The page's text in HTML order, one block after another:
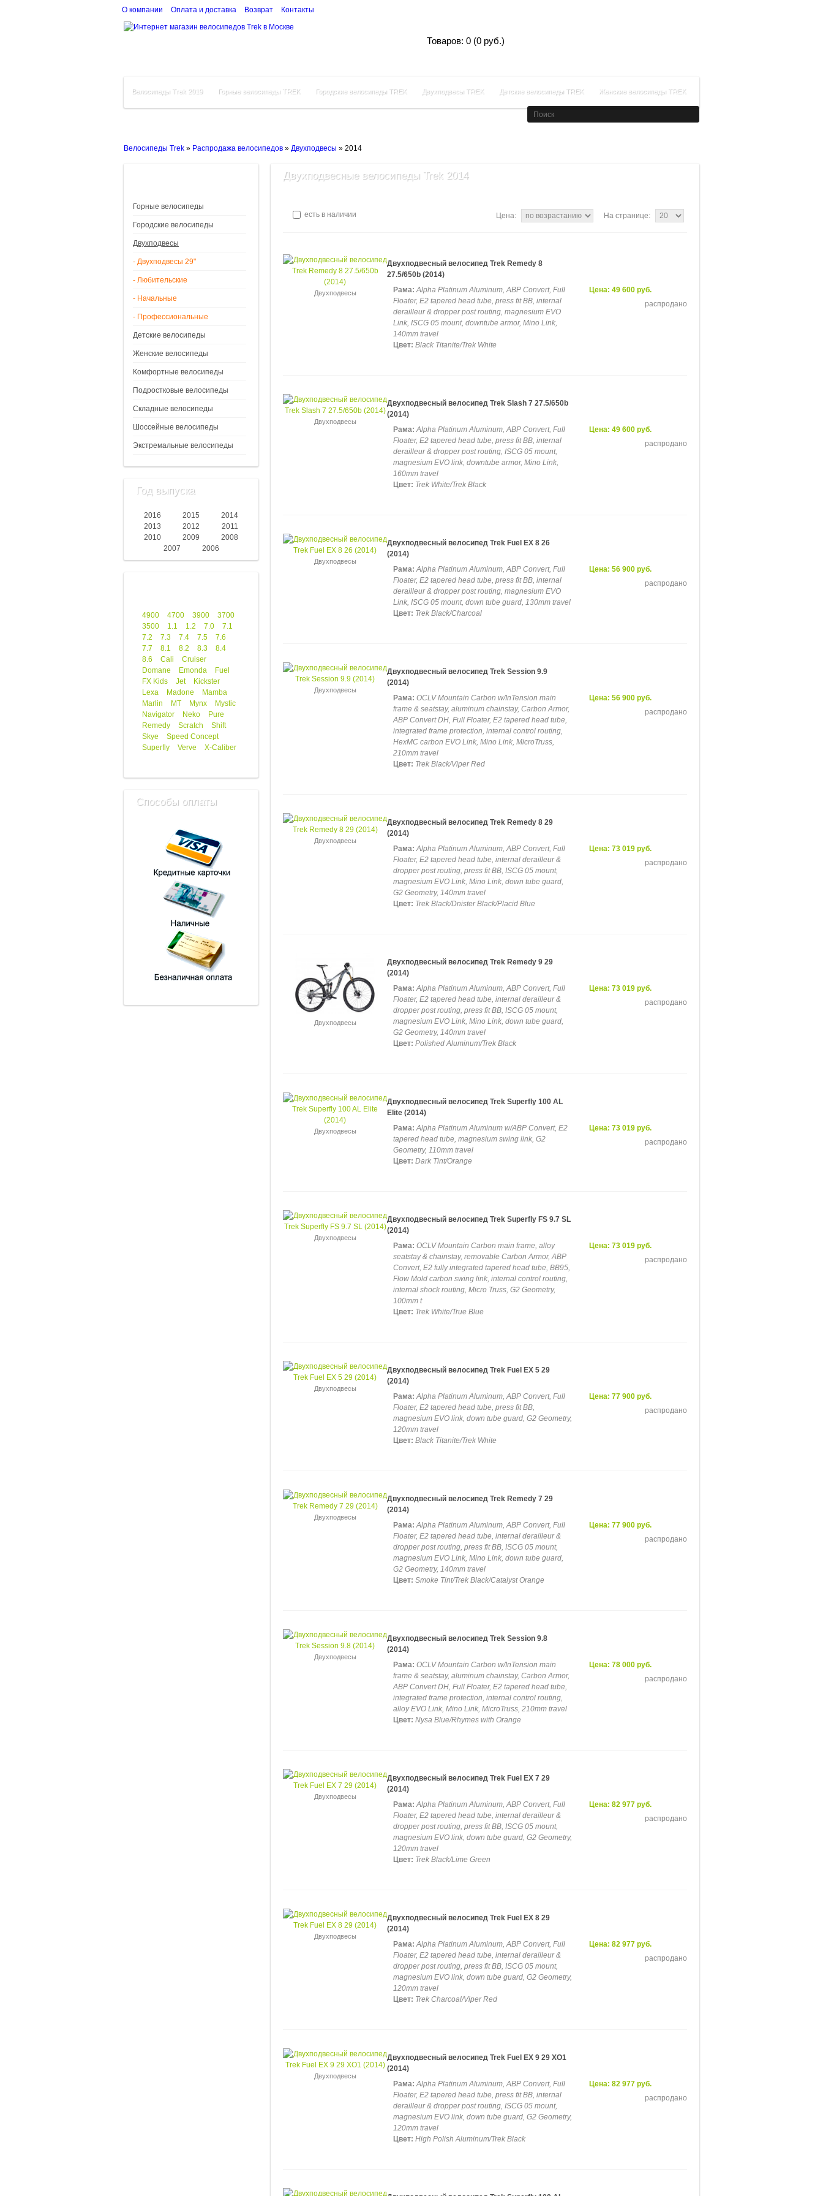
Товаров: 0 (0 руб.)
О компании Оплата и доставка Возврат Контакты
Велосипеды Trek 2019 Горные велосипеды TREK Городские велосипеды TREK Двухподвесы TREK Детские велосипеды TREK Женские велосипеды TREK
Велосипеды Trek » Распродажа велосипедов » Двухподвесы » 2014
Горные велосипеды
Городские велосипеды
Двухподвесы
- Двухподвесы 29"
- Любительские
- Начальные
- Профессиональные
Детские велосипеды
Женские велосипеды
Комфортные велосипеды
Подростковые велосипеды
Складные велосипеды
Шоссейные велосипеды
Экстремальные велосипеды
Год выпуска
2016 2015
2014
2013
2012
2011
2010
2009
2008
2007
2006
4900 4700 3900
3700
3500
1.1 1.2 7.0
7.1
7.2
7.3 7.4 7.5
7.6
7.7
8.1 8.2 8.3
8.4
8.6
Cali
Cruiser
Domane
Emonda
Fuel
FX Kids
Jet
Kickster
Lexa
Madone
Mamba
Marlin
MT Mynx
Mystic
Navigator
Neko
Pure
Remedy
Scratch
Shift
Skye
Speed Concept
Superfly
Verve X-Caliber
Способы оплаты
Двухподвесные велосипеды Trek 2014
есть в наличии На странице:
Цена:
Двухподвесы
Двухподвесный велосипед Trek Remedy 8
27.5/650b (2014)
Рама:Alpha Platinum Aluminum, ABP Convert, Full
Floater, E2 tapered head tube, press fit BB, internal
derailleur & dropper post routing, magnesium EVO
Link, ISCG 05 mount, downtube armor, Mino Link,
140mm travel
Цвет: Black Titanite/Trek White
Цена: 49 600 руб.
распродано
Двухподвесы
Двухподвесный велосипед Trek Slash 7 27.5/650b
(2014)
Рама:Alpha Platinum Aluminum, ABP Convert, Full
Floater, E2 tapered head tube, press fit BB, internal
derailleur & dropper post routing, ISCG 05 mount,
magnesium EVO link, downtube armor, Mino Link,
160mm travel
Цвет: Trek White/Trek Black
Цена: 49 600 руб.
распродано
Двухподвесы
Двухподвесный велосипед Trek Fuel EX 8 26
(2014)
Рама:Alpha Platinum Aluminum, ABP Convert, Full
Floater, E2 tapered head tube, press fit BB, internal
derailleur & dropper post routing, magnesium EVO
Link, ISCG 05 mount, down tube guard, 130mm travel
Цвет: Trek Black/Charcoal
Цена: 56 900 руб.
распродано
Двухподвесы
Двухподвесный велосипед Trek Session 9.9
(2014)
Рама: OCLV Mountain Carbon w/InTension main
frame & seatstay, aluminum chainstay, Carbon Armor,
ABP Convert DH, Full Floater, E2 tapered head tube,
integrated frame protection, internal control routing,
HexMC carbon EVO Link, Mino Link, MicroTruss,
210mm travel
Цвет: Trek Black/Viper Red
Цена: 56 900 руб.
распродано
Двухподвесы
Двухподвесный велосипед Trek Remedy 8 29
(2014)
Рама:Alpha Platinum Aluminum, ABP Convert, Full
Floater, E2 tapered head tube, internal derailleur &
dropper post routing, press fit BB, ISCG 05 mount,
magnesium EVO Link, Mino Link, down tube guard,
G2 Geometry, 140mm travel
Цвет: Trek Black/Dnister Black/Placid Blue
Цена: 73 019 руб.
распродано
Двухподвесы
Двухподвесный велосипед Trek Remedy 9 29
(2014)
Рама:Alpha Platinum Aluminum, ABP Convert, Full
Floater, E2 tapered head tube, internal derailleur &
dropper post routing, press fit BB, ISCG 05 mount,
magnesium EVO Link, Mino Link, down tube guard,
G2 Geometry, 140mm travel
Цвет: Polished Aluminum/Trek Black
Цена: 73 019 руб.
распродано
Двухподвесы
Двухподвесный велосипед Trek Superfly 100 AL
Elite (2014)
Рама:Alpha Platinum Aluminum w/ABP Convert, E2
tapered head tube, magnesium swing link, G2
Geometry, 110mm travel
Цвет: Dark Tint/Orange
Цена: 73 019 руб.
распродано
Двухподвесы
Двухподвесный велосипед Trek Superfly FS 9.7 SL
(2014)
Рама: OCLV Mountain Carbon main frame, alloy
seatstay & chainstay, removable Carbon Armor, ABP
Convert, E2 fully integrated tapered head tube, BB95,
Flow Mold carbon swing link, internal control routing,
internal shock routing, Micro Truss, G2 Geometry,
100mm t
Цвет: Trek White/True Blue
Цена: 73 019 руб.
распродано
Двухподвесы
Двухподвесный велосипед Trek Fuel EX 5 29
(2014)
Рама:Alpha Platinum Aluminum, ABP Convert, Full
Floater, E2 tapered head tube, press fit BB,
magnesium EVO link, down tube guard, G2 Geometry,
120mm travel
Цвет: Black Titanite/Trek White
Цена: 77 900 руб.
распродано
Двухподвесы
Двухподвесный велосипед Trek Remedy 7 29
(2014)
Рама:Alpha Platinum Aluminum, ABP Convert, Full
Floater, E2 tapered head tube, internal derailleur &
dropper post routing, press fit BB, ISCG 05 mount,
magnesium EVO Link, Mino Link, down tube guard,
G2 Geometry, 140mm travel
Цвет: Smoke Tint/Trek Black/Catalyst Orange
Цена: 77 900 руб.
распродано
Двухподвесы
Двухподвесный велосипед Trek Session 9.8
(2014)
Рама: OCLV Mountain Carbon w/InTension main
frame & seatstay, aluminum chainstay, Carbon Armor,
ABP Convert DH, Full Floater, E2 tapered head tube,
integrated frame protection, internal control routing,
alloy EVO Link, Mino Link, MicroTruss, 210mm travel
Цвет: Nysa Blue/Rhymes with Orange
Цена: 78 000 руб.
распродано
Двухподвесы
Двухподвесный велосипед Trek Fuel EX 7 29
(2014)
Рама:Alpha Platinum Aluminum, ABP Convert, Full
Floater, E2 tapered head tube, internal derailleur &
dropper post routing, press fit BB, ISCG 05 mount,
magnesium EVO link, down tube guard, G2 Geometry,
120mm travel
Цвет: Trek Black/Lime Green
Цена: 82 977 руб.
распродано
Двухподвесы
Двухподвесный велосипед Trek Fuel EX 8 29
(2014)
Рама:Alpha Platinum Aluminum, ABP Convert, Full
Floater, E2 tapered head tube, internal derailleur &
dropper post routing, press fit BB, ISCG 05 mount,
magnesium EVO link, down tube guard, G2 Geometry,
120mm travel
Цвет: Trek Charcoal/Viper Red
Цена: 82 977 руб.
распродано
Двухподвесы
Двухподвесный велосипед Trek Fuel EX 9 29 XO1
(2014)
Рама:Alpha Platinum Aluminum, ABP Convert, Full
Floater, E2 tapered head tube, press fit BB, internal
derailleur & dropper post routing, ISCG 05 mount,
magnesium EVO link, down tube guard, G2 Geometry,
120mm travel
Цвет: High Polish Aluminum/Trek Black
Цена: 82 977 руб.
распродано